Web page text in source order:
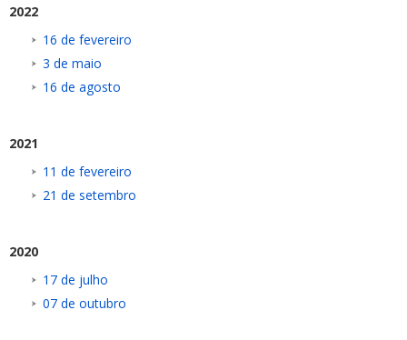
2022
16 de fevereiro
3 de maio
16 de agosto
2021
11 de fevereiro
21 de setembro
2020
17 de julho
07 de outubro